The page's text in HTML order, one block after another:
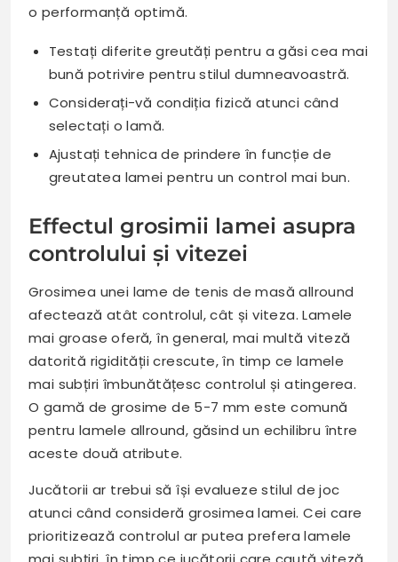
o performanță optimă.
Testați diferite greutăți pentru a găsi cea mai
bună potrivire pentru stilul dumneavoastră.
Considerați-vă condiția fizică atunci când
selectați o lamă.
Ajustați tehnica de prindere în funcție de
greutatea lamei pentru un control mai bun.
Effectul grosimii lamei asupra
controlului și vitezei
Grosimea unei lame de tenis de masă allround
afectează atât controlul, cât și viteza. Lamele
mai groase oferă, în general, mai multă viteză
datorită rigidității crescute, în timp ce lamele
mai subțiri îmbunătățesc controlul și atingerea.
O gamă de grosime de 5-7 mm este comună
pentru lamele allround, găsind un echilibru între
aceste două atribute.
Jucătorii ar trebui să își evalueze stilul de joc
atunci când consideră grosimea lamei. Cei care
prioritizează controlul ar putea prefera lamele